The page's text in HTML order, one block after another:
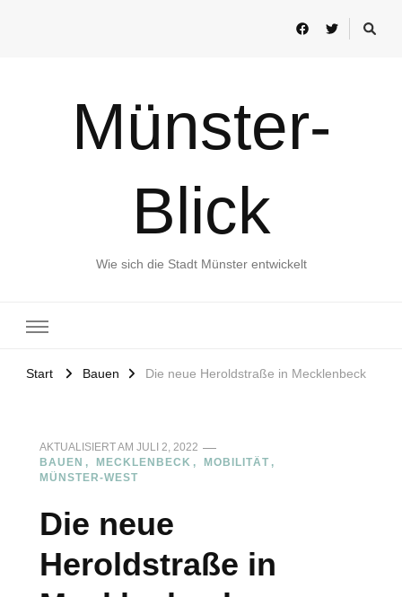
Münster-
Blick
Wie sich die Stadt Münster entwickelt
Start Bauen Die neue Heroldstraße in Mecklenbeck
AKTUALISIERT AM JULI 2, 2022
BAUEN
MECKLENBECK
MOBILITÄT
MÜNSTER-WEST
Die neue
Heroldstraße in